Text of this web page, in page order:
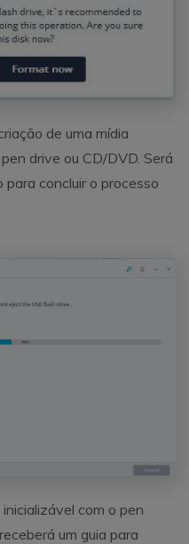
de uma mídia
drive ou CD/DVD. Será
concluir o processo
com o pen
um guia para